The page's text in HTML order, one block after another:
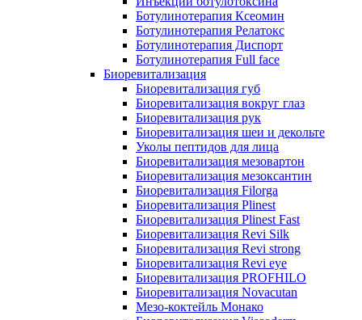
Ботулинотерапия Ксеомин
Ботулинотерапия Релатокс
Ботулинотерапия Диспорт
Ботулинотерапия Full face
Биоревитализация
Биоревитализация губ
Биоревитализация вокруг глаз
Биоревитализация рук
Биоревитализация шеи и декольте
Уколы пептидов для лица
Биоревитализация мезовартон
Биоревитализация мезоксантин
Биоревитализация Filorga
Биоревитализация Plinest
Биоревитализация Plinest Fast
Биоревитализация Revi Silk
Биоревитализация Revi strong
Биоревитализация Revi eye
Биоревитализация PROFHILO
Биоревитализация Novacutan
Мезо-коктейль Монако